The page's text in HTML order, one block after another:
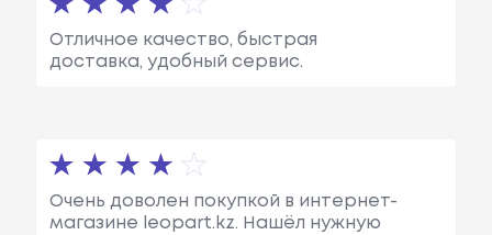
Отличное качество, быстрая
доставка, удобный сервис.
Очень доволен покупкой в интернет-
магазине leopart.kz. Нашёл нужную